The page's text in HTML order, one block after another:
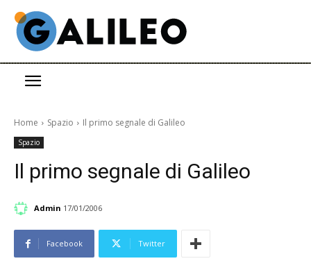
Home Spazio Il primo segnale di Galileo
Spazio
Il primo segnale di Galileo
Admin 17/01/2006
Facebook Twitter